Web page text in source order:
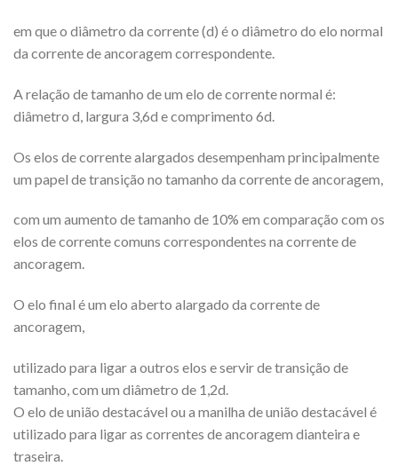
em que o diâmetro da corrente (d) é o diâmetro do elo normal
da corrente de ancoragem correspondente.
A relação de tamanho de um elo de corrente normal é:
diâmetro d, largura 3,6d e comprimento 6d.
Os elos de corrente alargados desempenham principalmente
um papel de transição no tamanho da corrente de ancoragem,
com um aumento de tamanho de 10% em comparação com os
elos de corrente comuns correspondentes na corrente de
ancoragem.
O elo final é um elo aberto alargado da corrente de
ancoragem,
utilizado para ligar a outros elos e servir de transição de
tamanho, com um diâmetro de 1,2d.
O elo de união destacável ou a manilha de união destacável é
utilizado para ligar as correntes de ancoragem dianteira e
traseira.